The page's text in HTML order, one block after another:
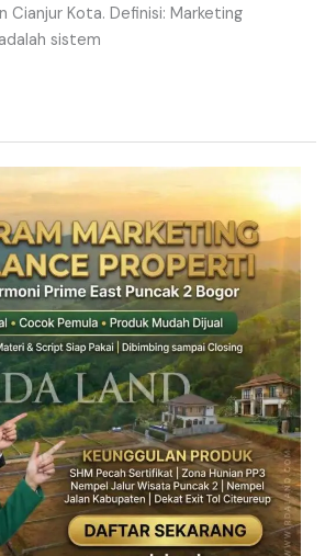
Cianjur Kota. Definisi: Marketing
sistem